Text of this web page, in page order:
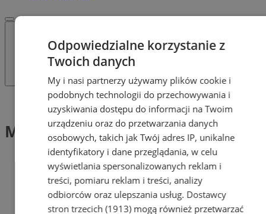
Tag: Michał Puchała
Michał Puchała (2)
Odpowiedzialne korzystanie z
Twoich danych
My i nasi partnerzy używamy plików cookie i
podobnych technologii do przechowywania i
uzyskiwania dostępu do informacji na Twoim
urządzeniu oraz do przetwarzania danych
osobowych, takich jak Twój adres IP, unikalne
identyfikatory i dane przeglądania, w celu
wyświetlania spersonalizowanych reklam i
treści, pomiaru reklam i treści, analizy
odbiorców oraz ulepszania usług. Dostawcy
stron trzecich (1913)mogą również przetwarzać